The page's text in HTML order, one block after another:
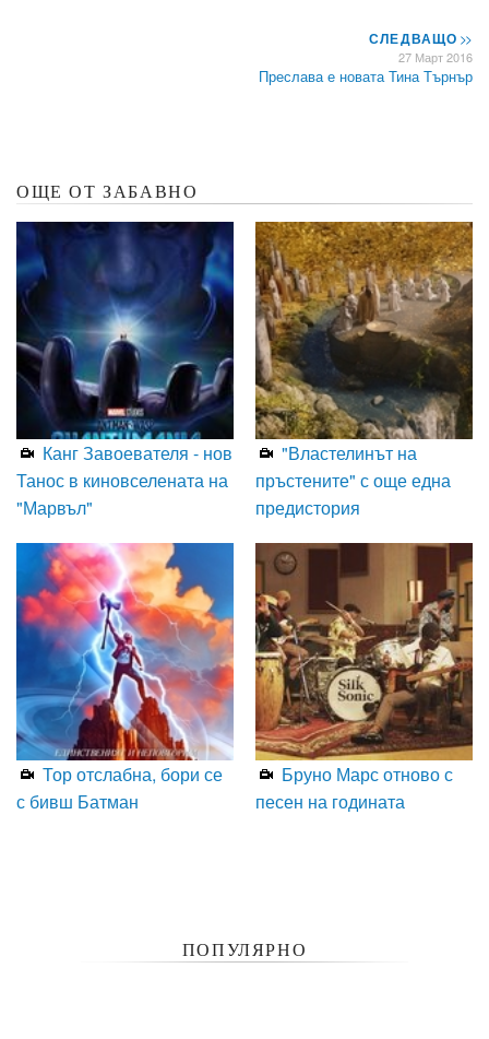
СЛЕДВАЩО>>
27 Март 2016
Преслава е новата Тина Търнър
ОЩЕ ОТ ЗАБАВНО
Канг Завоевателя - нов
Танос в киновселената на
"Марвъл"
"Властелинът на
пръстените" с още една
предистория
Тор отслабна, бори се
с бивш Батман
Бруно Марс отново с
песен на годината
ПОПУЛЯРНО